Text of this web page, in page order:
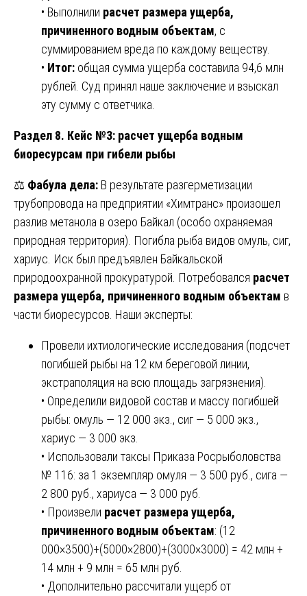
• Выполнили расчет размера ущерба,
причиненного водным объектам, с
суммированием вреда по каждому веществу.
• Итог: общая сумма ущерба составила 94,6 млн
рублей. Суд принял наше заключение и взыскал
эту сумму с ответчика.
Раздел 8. Кейс №3: расчет ущерба водным
биоресурсам при гибели рыбы
⚖️ Фабула дела: В результате разгерметизации
трубопровода на предприятии «Химтранс» произошел
разлив метанола в озеро Байкал (особо охраняемая
природная территория). Погибла рыба видов омуль, сиг,
хариус. Иск был предъявлен Байкальской
природоохранной прокуратурой. Потребовался расчет
размера ущерба, причиненного водным объектам в
части биоресурсов. Наши эксперты:
Провели ихтиологические исследования (подсчет
погибшей рыбы на 12 км береговой линии,
экстраполяция на всю площадь загрязнения).
• Определили видовой состав и массу погибшей
рыбы: омуль — 12 000 экз., сиг — 5 000 экз.,
хариус — 3 000 экз.
• Использовали таксы Приказа Росрыболовства
№ 116: за 1 экземпляр омуля — 3 500 руб., сига —
2 800 руб., хариуса — 3 000 руб.
• Произвели расчет размера ущерба,
причиненного водным объектам: (12
000×3500)+(5000×2800)+(3000×3000) = 42 млн +
14 млн + 9 млн = 65 млн руб.
• Дополнительно рассчитали ущерб от